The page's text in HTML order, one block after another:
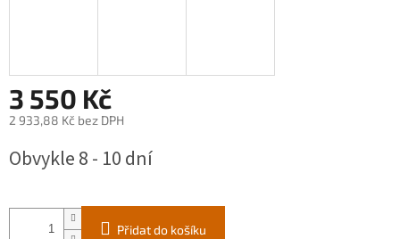
3 550 Kč
2 933,88 Kč bez DPH
cena:
Obvykle 8 - 10 dní
Přidat do košíku